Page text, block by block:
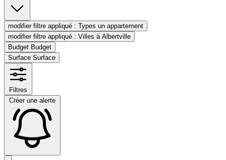
modifier filtre appliqué : Types un appartement
modifier filtre appliqué : Villes à Albertville
Budget Budget
Surface Surface
Filtres
Créer une alerte